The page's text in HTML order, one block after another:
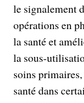
le signalement
opérations en
la santé et
la sous-
soins
santé dans